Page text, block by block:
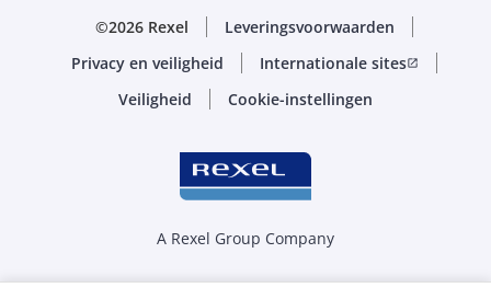
©2026 Rexel
Leveringsvoorwaarden
Privacy en veiligheid
Internationale sitesopen_in_new
Veiligheid Cookie-instellingen
A Rexel Group Company